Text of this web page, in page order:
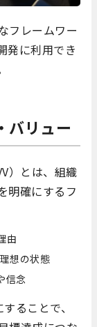
フレームワー
発に利用でき
バリュー
）とは、組織
明確にするフ
由
想の状態
信念
ることで、